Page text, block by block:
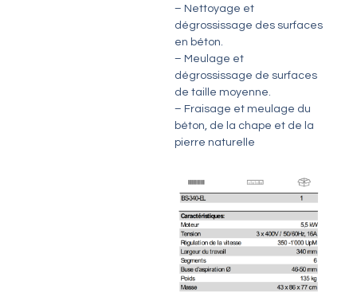
– Nettoyage et
dégrossissage des surfaces
en béton.
– Meulage et
dégrossissage de surfaces
de taille moyenne.
– Fraisage et meulage du
béton, de la chape et de la
pierre naturelle